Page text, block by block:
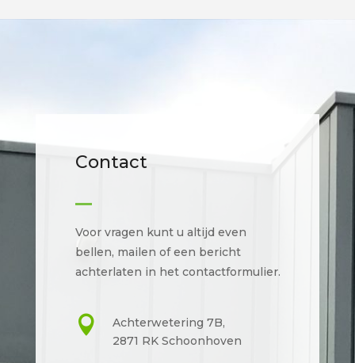
Contact
Voor vragen kunt u altijd even
bellen, mailen of een bericht
achterlaten in het contactformulier.

Achterwetering 7B,
2871 RK Schoonhoven